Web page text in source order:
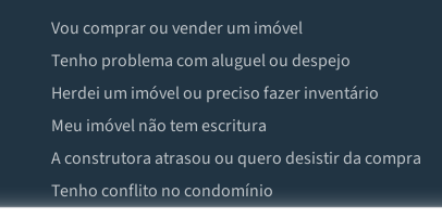
Vou comprar ou vender um imóvel
Tenho problema com aluguel ou despejo
Herdei um imóvel ou preciso fazer inventário
Meu imóvel não tem escritura
A construtora atrasou ou quero desistir da compra
Tenho conflito no condomínio